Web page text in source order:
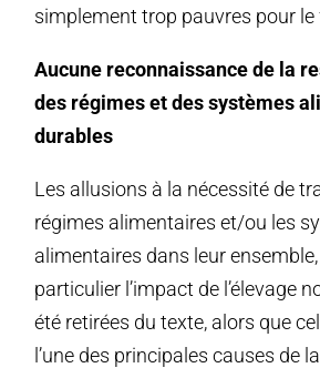
simplement trop pauvres pour le
Aucune reconnaissance de la
des régimes et des systèmes
durables
Les allusions à la nécessité de
régimes alimentaires et/ou les
alimentaires dans leur
particulier l’impact de l’élevage
été retirées du texte, alors que
l’une des principales causes de